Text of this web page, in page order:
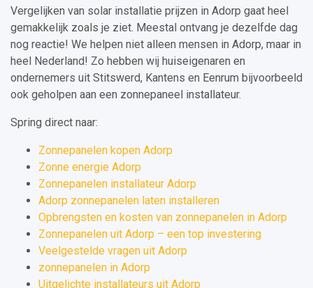
Vergelijken van solar installatie prijzen in Adorp gaat heel
gemakkelijk zoals je ziet. Meestal ontvang je dezelfde dag
nog reactie! We helpen niet alleen mensen in Adorp, maar in
heel Nederland! Zo hebben wij huiseigenaren en
ondernemers uit Stitswerd, Kantens en Eenrum bijvoorbeeld
ook geholpen aan een zonnepaneel installateur.
Spring direct naar:
Zonnepanelen kopen Adorp
Zonne energie Adorp
Zonnepanelen installateur Adorp
Adorp zonnepanelen laten installeren
Opbrengsten en kosten van zonnepanelen in Adorp
Zonnepanelen uit Adorp – een top investering
Veelgestelde vragen uit Adorp
zonnepanelen in Adorp
Uitgelichte installateurs uit Adorp